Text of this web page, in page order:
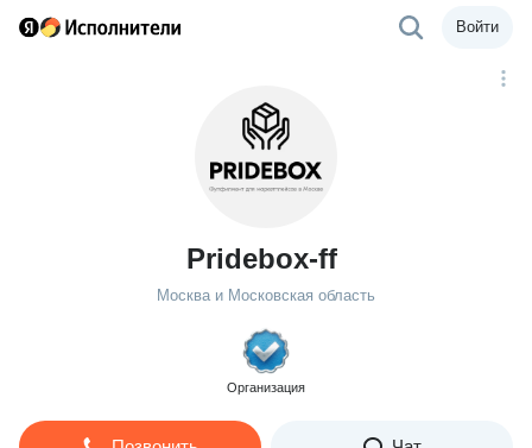
Войти
Pridebox-ff
Москва и Московская область
Организация